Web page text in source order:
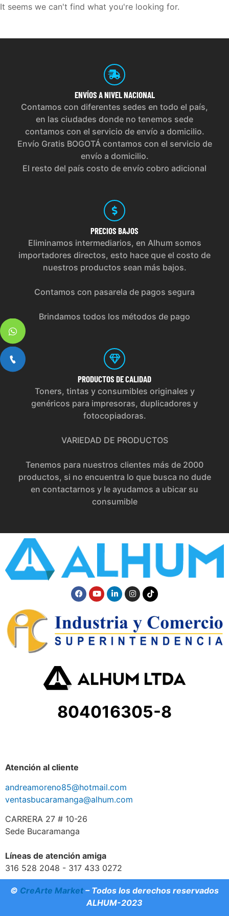
It seems we can't find what you're looking for.
ENVÍOS A NIVEL NACIONAL
Contamos con diferentes sedes en todo el país,
en las ciudades donde no tenemos sede
contamos con el servicio de envío a domicilio.
Envío Gratis BOGOTÁ contamos con el servicio de
envío a domicilio.
El resto del país costo de envío cobro adicional
PRECIOS BAJOS
Eliminamos intermediarios, en Alhum somos
importadores directos, esto hace que el costo de
nuestros productos sean más bajos.
Contamos con pasarela de pagos segura
Brindamos todos los métodos de pago
PRODUCTOS DE CALIDAD
Toners, tintas y consumibles originales y
genéricos para impresoras, duplicadores y
fotocopiadoras.
VARIEDAD DE PRODUCTOS
Tenemos para nuestros clientes más de 2000
productos, si no encuentra lo que busca no dude
en contactarnos y le ayudamos a ubicar su
consumible
804016305-8
Atención al cliente
andreamoreno85@hotmail.com
ventasbucaramanga@alhum.com
CARRERA 27 # 10-26
Sede Bucaramanga
Líneas de atención amiga
316 528 2048 - 317 433 0272
© CreArte Market – Todos los derechos reservados
ALHUM-2023